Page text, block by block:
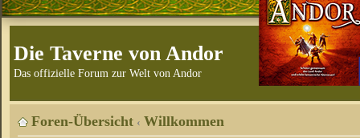
Die Taverne von Andor
Das offizielle Forum zur Welt von Andor
Foren-Übersicht ‹ Willkommen